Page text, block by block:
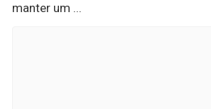
manter um ...